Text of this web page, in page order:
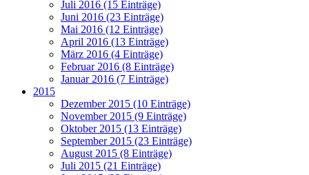
Juli 2016 (15 Einträge)
Juni 2016 (23 Einträge)
Mai 2016 (12 Einträge)
April 2016 (13 Einträge)
März 2016 (4 Einträge)
Februar 2016 (8 Einträge)
Januar 2016 (7 Einträge)
2015
Dezember 2015 (10 Einträge)
November 2015 (9 Einträge)
Oktober 2015 (13 Einträge)
September 2015 (23 Einträge)
August 2015 (8 Einträge)
Juli 2015 (21 Einträge)